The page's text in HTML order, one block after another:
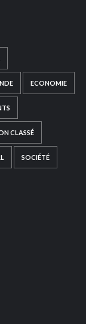
ECONOMIE
CLASSÉ
SOCIÉTÉ